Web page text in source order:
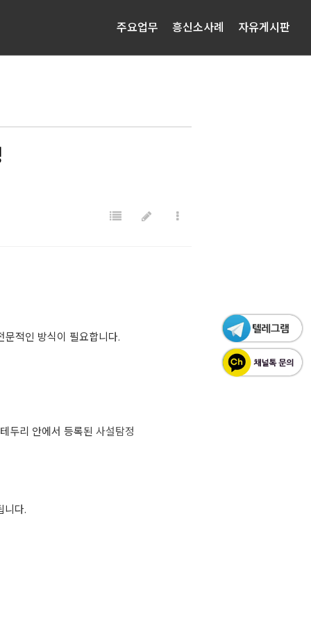
주요업무 흥신소사례 자유게시판
적인 방식이 필요합니다.
두리 안에서 등록된 사설탐정
니다.